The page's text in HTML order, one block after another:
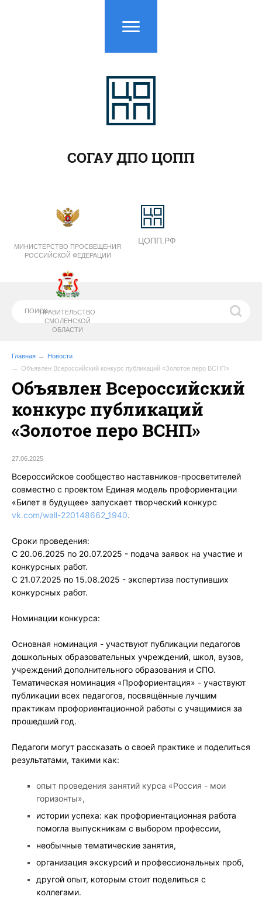
МИНИСТЕРСТВО ПРОСВЕЩЕНИЯ
РОССИЙСКОЙ ФЕДЕРАЦИИ
ПРАВИТЕЛЬСТВО
СМОЛЕНСКОЙ
ОБЛАСТИ
МИНИСТЕРСТВООБРАЗОВАНИЯ И
НАУКИ СМОЛЕНСКОЙ ОБЛАСТИ
ЦОПП.РФ
СОГАУ ДПО ЦОПП
Главная
Новости
Объявлен Всероссийский конкурс публикаций «Золотое перо ВСНП»
Объявлен Всероссийский
конкурс публикаций
«Золотое перо ВСНП»
27.06.2025
Всероссийское сообщество наставников-просветителей
совместно с проектом Единая модель профориентации
«Билет в будущее» запускает творческий конкурс
vk.com/wall-220148662_1940.
Сроки проведения:
С 20.06.2025 по 20.07.2025 - подача заявок на участие и
конкурсных работ.
С 21.07.2025 по 15.08.2025 - экспертиза поступивших
конкурсных работ.
Номинации конкурса:
Основная номинация - участвуют публикации педагогов
дошкольных образовательных учреждений, школ, вузов,
учреждений дополнительного образования и СПО.
Тематическая номинация «Профориентация» - участвуют
публикации всех педагогов, посвящённые лучшим
практикам профориентационной работы с учащимися за
прошедший год.
Педагоги могут рассказать о своей практике и поделиться
результатами, такими как:
опыт проведения занятий курса «Россия - мои
горизонты»,
истории успеха: как профориентационная работа
помогла выпускникам с выбором профессии,
необычные тематические занятия,
организация экскурсий и профессиональных проб,
другой опыт, которым стоит поделиться с
коллегами.